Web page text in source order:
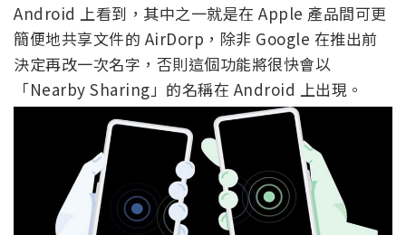
Android 上看到，其中之一就是在 Apple 產品間可更
簡便地共享文件的 AirDorp，除非 Google 在推出前
決定再改一次名字，否則這個功能將很快會以
「Nearby Sharing」的名稱在 Android 上出現。